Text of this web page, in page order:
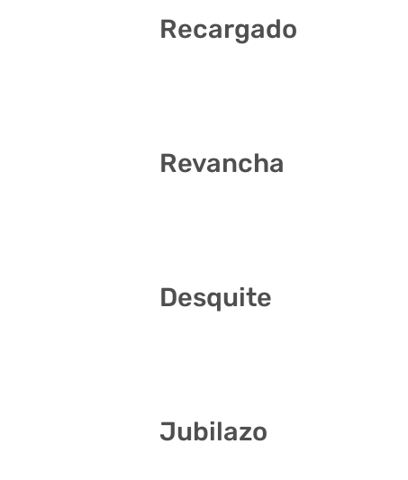
Recargado
Revancha
Desquite
Jubilazo